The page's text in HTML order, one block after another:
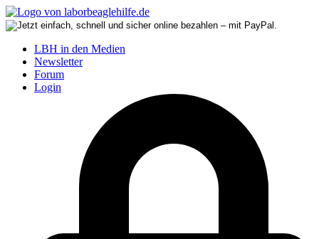
LBH in den Medien
Newsletter
Forum
Login